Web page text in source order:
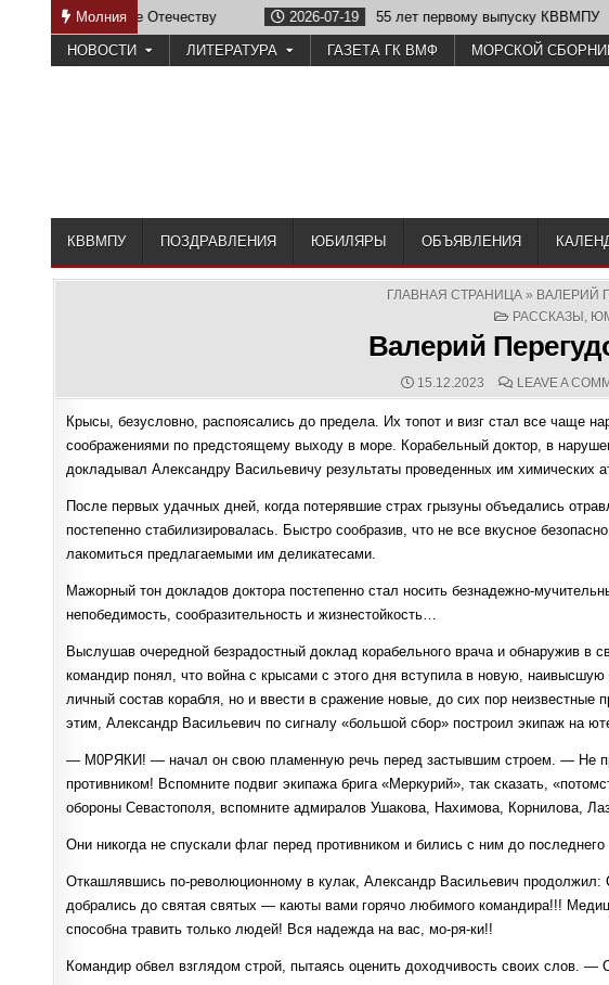
Молния
Отечеству 2026-07-19 55 лет первому выпуску КВВМПУ 2026-07-
НОВОСТИ ЛИТЕРАТУРА ГАЗЕТА ГК ВМФ МОРСКОЙ
КВВМПУ ПОЗДРАВЛЕНИЯ ЮБИЛЯРЫ ОБЪЯВЛЕНИЯ
ГЛАВНАЯ СТРАНИЦА» ВАЛЕРИЙ
POSTED
РАССКАЗЫ ,
Валерий
PUBLISHED
DATE:
15.12.2023 COMMENTS:
LEAVE A
Крысы, безусловно, распоясались до предела. Их топот и визг стал все чаще
соображениями по предстоящему выходу в море. Корабельный доктор, в
докладывал Александру Васильевичу результаты проведенных им химических
После первых удачных дней, когда потерявшие страх грызуны объедались
постепенно стабилизировалась. Быстро сообразив, что не все вкусное
лакомиться предлагаемыми им деликатесами.
Мажорный тон докладов доктора постепенно стал носить безнадежно-
непобедимость, сообразительность и жизнестойкость…
Выслушав очередной безрадостный доклад корабельного врача и обнаружив
командир понял, что война с крысами с этого дня вступила в новую,
личный состав корабля, но и ввести в сражение новые, до сих пор
этим, Александр Васильевич по сигналу «большой сбор» построил экипаж на
— М0РЯКИ! — начал он свою пламенную речь перед застывшим строем. — Не
противником! Вспомните подвиг экипажа брига «Меркурий», так сказать,
обороны Севастополя, вспомните адмиралов Ушакова, Нахимова, Корнилова,
Они никогда не спускали флаг перед противником и бились с ним до
Откашлявшись по-революционному в кулак, Александр Васильевич
добрались до святая святых — каюты вами горячо любимого командира!!!
способна травить только людей! Вся надежда на вас, мо-ря-ки!!
Командир обвел взглядом строй, пытаясь оценить доходчивость своих слов.